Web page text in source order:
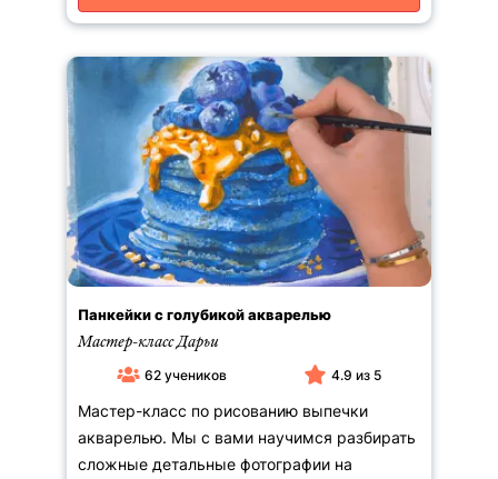
Панкейки с голубикой акварелью
Мастер-класс Дарьи
62 учеников 4.9 из 5
Мастер-класс по рисованию выпечки
акварелью. Мы с вами научимся разбирать
сложные детальные фотографии на